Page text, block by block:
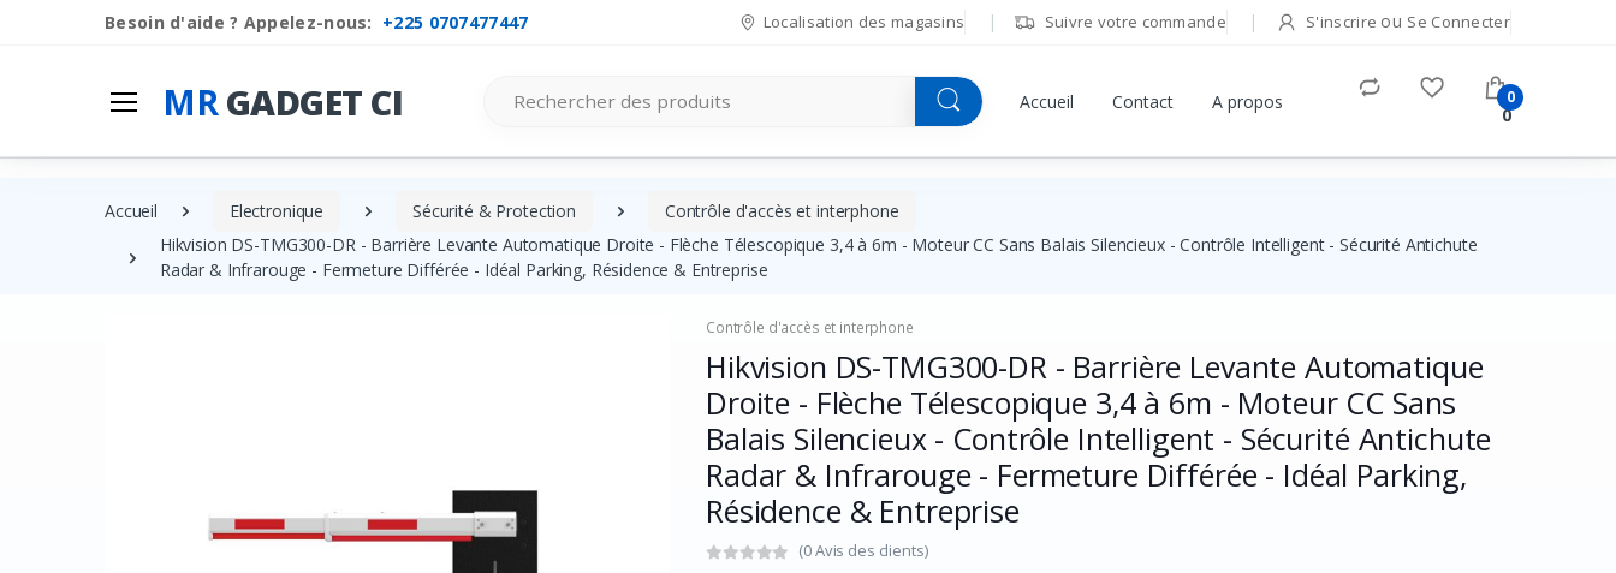
Besoin d'aide ? Appelez-nous: +225 0707477447 Localisation des magasins Suivre votre commande S'inscrire ou Se Connecter
MRGADGET CI Accueil Contact A propos 0
0
Accueil Electronique Sécurité & Protection
Contrôle d'accès et interphone
Hikvision DS-TMG300-DR - Barrière Levante Automatique Droite - Flèche Télescopique 3,4 à 6m - Moteur CC Sans Balais Silencieux - Contrôle Intelligent - Sécurité Antichute
Radar & Infrarouge - Fermeture Différée - Idéal Parking, Résidence & Entreprise
Contrôle d'accès et interphone
Hikvision DS-TMG300-DR - Barrière Levante Automatique
Droite - Flèche Télescopique 3,4 à 6m - Moteur CC Sans
Balais Silencieux - Contrôle Intelligent - Sécurité Antichute
Radar & Infrarouge - Fermeture Différée - Idéal Parking,
Résidence & Entreprise
(0 Avis des clients)